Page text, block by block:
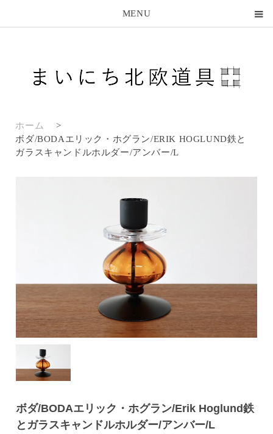
MENU
ホーム
>
ボダ/BODAエリック・ホグラン/ERIK HOGLUND鉄と
ガラスキャンドルホルダー/アンバー/L
ボダ/BODAエリック・ホグラン/Erik Hoglund鉄
とガラスキャンドルホルダー/アンバー/L